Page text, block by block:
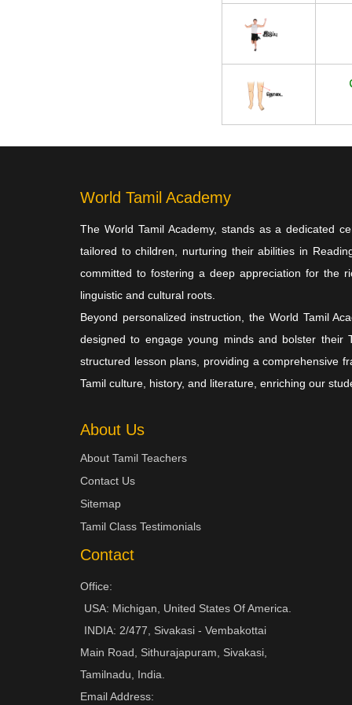
World Tamil Academy
The World Tamil Academy, stands as a dedicated
tailored to children, nurturing their abilities in
committed to fostering a deep appreciation for the
linguistic and cultural roots.
Beyond personalized instruction, the World Tamil
designed to engage young minds and bolster their
structured lesson plans, providing a comprehensive
Tamil culture, history, and literature, enriching our
About Us
About Tamil Teachers
Contact Us
Sitemap
Tamil Class Testimonials
Contact
Office:
USA: Michigan, United States Of America.
INDIA: 2/477, Sivakasi - Vembakottai
Main Road, Sithurajapuram, Sivakasi,
Tamilnadu, India.
Email Address: